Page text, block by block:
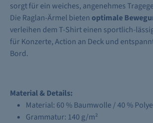
sorgt für ein weiches, angenehmes
Die Raglan-Ärmel bietenoptimale
verleihen dem T-Shirt einen sportlich-
für Konzerte, Action an Deck und
Bord.
Material & Details:
Material: 60 % Baumwolle / 40 %
Grammatur: 140 g/m²